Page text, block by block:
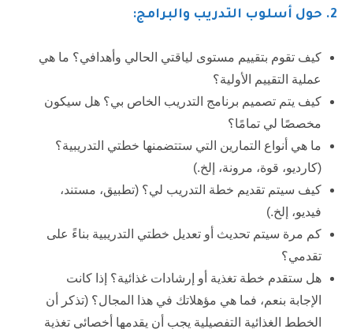
2. حول أسلوب التدريب والبرامج:
كيف تقوم بتقييم مستوى لياقتي الحالي وأهدافي؟ ما هي
عملية التقييم الأولية؟
كيف يتم تصميم برنامج التدريب الخاص بي؟ هل سيكون
مخصصًا لي تمامًا؟
ما هي أنواع التمارين التي ستتضمنها خطتي التدريبية؟
(كارديو، قوة، مرونة، إلخ.)
كيف سيتم تقديم خطة التدريب لي؟ (تطبيق، مستند،
فيديو، إلخ.)
كم مرة سيتم تحديث أو تعديل خطتي التدريبية بناءً على
تقدمي؟
هل ستقدم خطة تغذية أو إرشادات غذائية؟ إذا كانت
الإجابة بنعم، فما هي مؤهلاتك في هذا المجال؟ (تذكر أن
الخطط الغذائية التفصيلية يجب أن يقدمها أخصائي تغذية